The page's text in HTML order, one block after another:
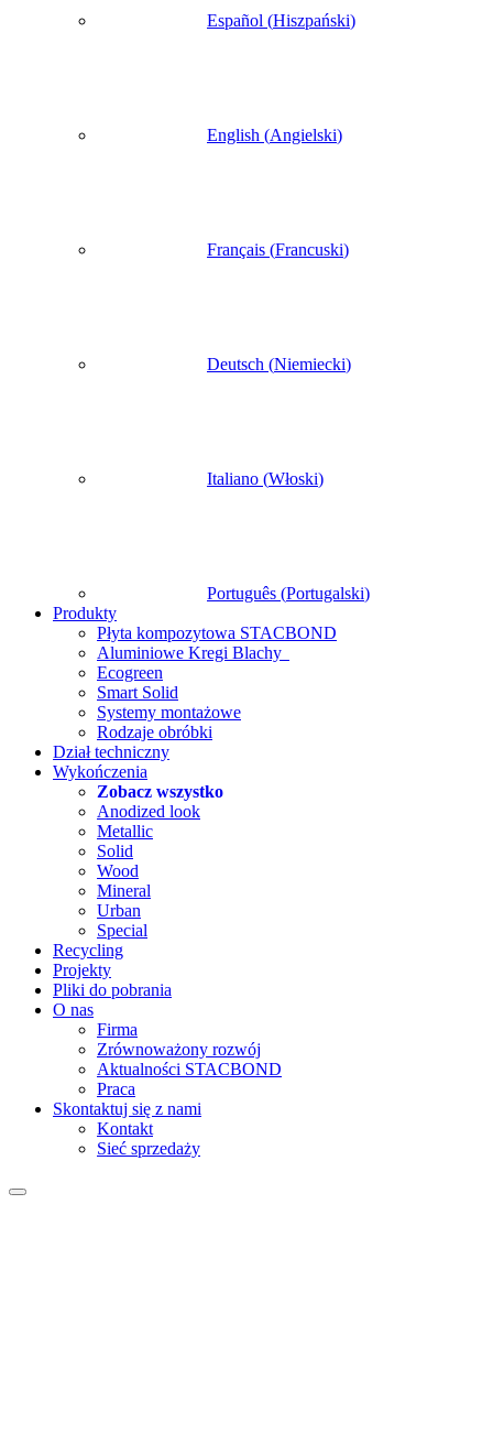
Español (Hiszpański)
English (Angielski)
Français (Francuski)
Deutsch (Niemiecki)
Italiano (Włoski)
Português (Portugalski)
Produkty
Płyta kompozytowa STACBOND
Aluminiowe Kregi Blachy
Ecogreen
Smart Solid
Systemy montażowe
Rodzaje obróbki
Dział techniczny
Wykończenia
Zobacz wszystko
Anodized look
Metallic
Solid
Wood
Mineral
Urban
Special
Recycling
Projekty
Pliki do pobrania
O nas
Firma
Zrównoważony rozwój
Aktualności STACBOND
Praca
Skontaktuj się z nami
Kontakt
Sieć sprzedaży